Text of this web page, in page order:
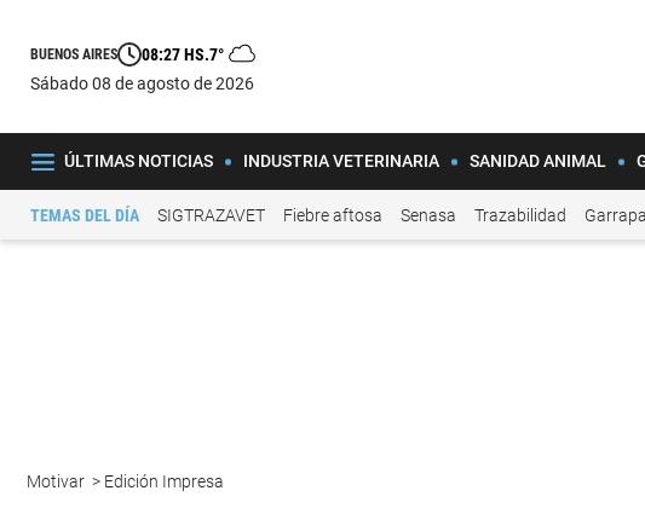
BUENOS AIRES 08:27 HS.7°
sábado 08 de agosto de 2026
ÚLTIMAS NOTICIAS INDUSTRIA VETERINARIA SANIDAD ANIMAL
TEMAS DEL DÍA SIGTRAZAVET Fiebre aftosa Senasa Trazabilidad
Motivar > Edición Impresa